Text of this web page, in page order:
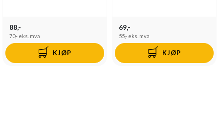
88,-
70,- eks. mva
KJØP
69,-
55,- eks. mva
KJØP